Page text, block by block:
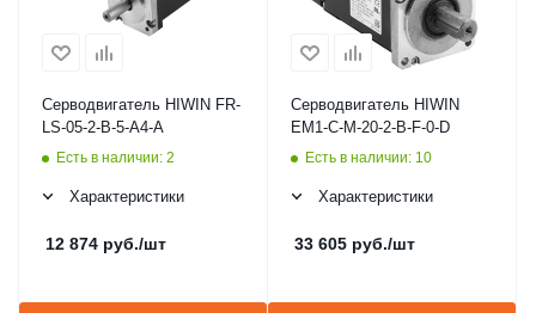
Серводвигатель HIWIN FR-
LS-05-2-B-5-A4-A
Есть в наличии: 2
Характеристики
12 874 руб./шт
Серводвигатель HIWIN
EM1-C-M-20-2-B-F-0-D
Есть в наличии: 10
Характеристики
33 605 руб./шт